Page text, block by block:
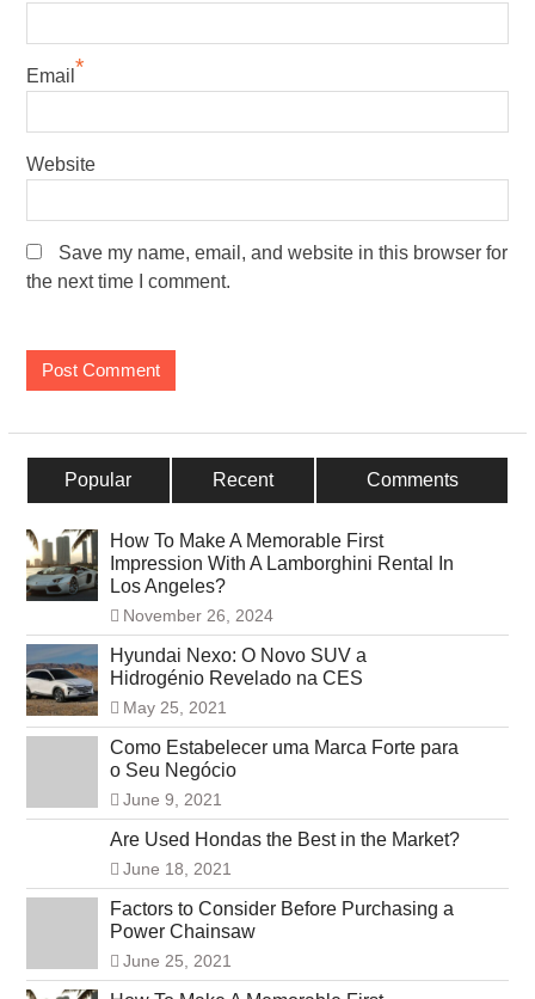
Email *
Website
Save my name, email, and website in this browser for
the next time I comment.
Popular Recent Comments
How To Make A Memorable First
Impression With A Lamborghini Rental In
Los Angeles?
November 26, 2024
Hyundai Nexo: O Novo SUV a
Hidrogénio Revelado na CES
May 25, 2021
Como Estabelecer uma Marca Forte para
o Seu Negócio
June 9, 2021
Are Used Hondas the Best in the Market?
June 18, 2021
Factors to Consider Before Purchasing a
Power Chainsaw
June 25, 2021